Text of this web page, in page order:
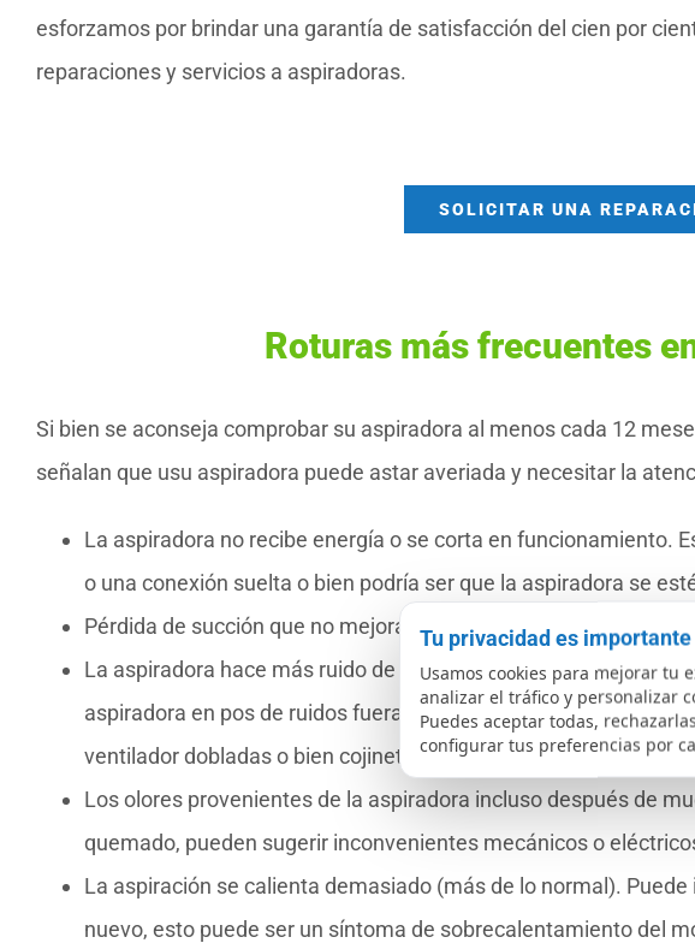
esforzamos por brindar una garantía de satisfacción del cien por
reparaciones y servicios a aspiradoras.
SOLICITAR UNA
Roturas más frecuentes
Si bien se aconseja comprobar su aspiradora al menos cada 12
señalan que usu aspiradora puede astar averiada y necesitar la
La aspiradora no recibe energía o se corta en funcionamiento.
o una conexión suelta o bien podría ser que la aspiradora se
Pérdida de succión que no mejora después del mantenimiento
La aspiradora hace más ruido de lo normal o hace un
aspiradora en pos de ruidos fuera de lo normal, lo que podría
ventilador dobladas o bien cojinetes desgastados.
Los olores provenientes de la aspiradora incluso después de
quemado, pueden sugerir inconvenientes mecánicos o
La aspiración se calienta demasiado (más de lo normal).
nuevo, esto puede ser un síntoma de sobrecalentamiento del
Tu privacidad es importante
Usamos cookies para mejorar tu
analizar el tráfico y personalizar
Puedes aceptar todas,
configurar tus preferencias por